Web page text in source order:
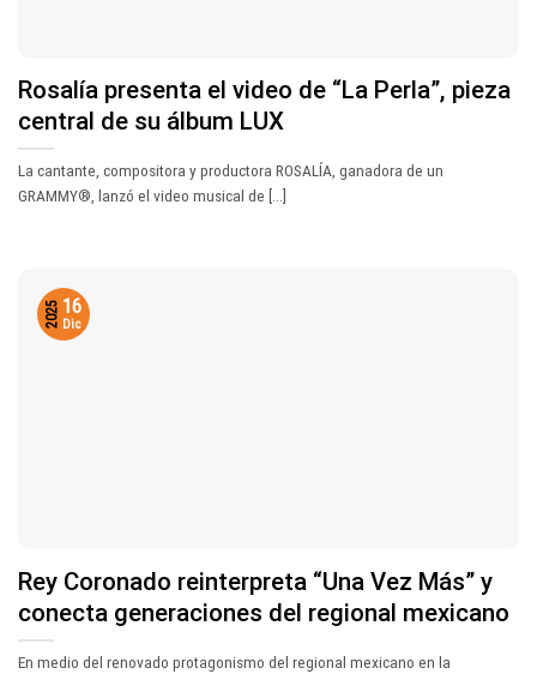
Rosalía presenta el video de “La Perla”, pieza
central de su álbum LUX
La cantante, compositora y productora ROSALÍA, ganadora de un
GRAMMY®, lanzó el video musical de [...]
Rey Coronado reinterpreta “Una Vez Más” y
conecta generaciones del regional mexicano
En medio del renovado protagonismo del regional mexicano en la
16
Dic
2025